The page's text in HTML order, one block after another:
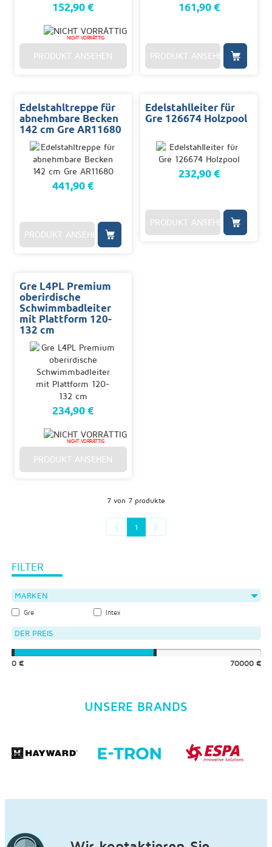
152,90 €
NICHT VORRÄTTIG
PRODUKT ANSEHEN
161,90 €
PRODUKT ANSEHEN
Edelstahltreppe für
abnehmbare Becken
142 cm Gre AR11680
441,90 €
PRODUKT ANSEHEN
Edelstahlleiter für
Gre 126674 Holzpool
232,90 €
PRODUKT ANSEHEN
Gre L4PL Premium
oberirdische
Schwimmbadleiter
mit Plattform 120-
132 cm
234,90 €
NICHT VORRÄTTIG
PRODUKT ANSEHEN
7 von 7 produkte
1
FILTER
MARKEN
Gre Intex
DER PREIS
0 € 70000 €
UNSERE BRANDS